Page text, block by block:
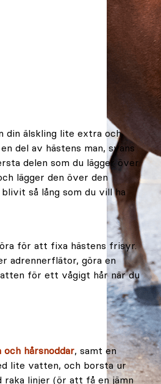
din älskling lite extra och
del av hästens man, svans
delen som du lägger över
lägger den över den
så lång som du vill ha
för att fixa hästens frisyr.
adrennerflätor, göra en
för ett vågigt hår när du
och hårsnoddar, samt en
lite vatten, och borsta ur
raka linjer (ör att få en jämn